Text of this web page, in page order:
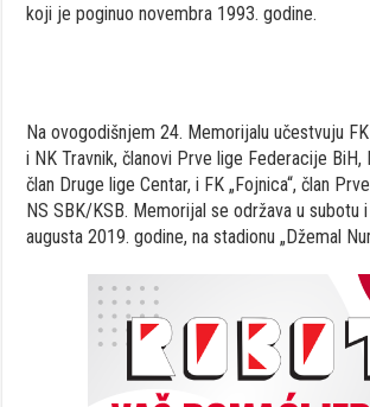
koji je poginuo novembra 1993. godine.
Na ovogodišnjem 24. Memorijalu učestvuju
i NK Travnik, članovi Prve lige Federacije BiH,
član Druge lige Centar, i FK „Fojnica“, član
NS SBK/KSB. Memorijal se održava u subotu
augusta 2019. godine, na stadionu „Džemal